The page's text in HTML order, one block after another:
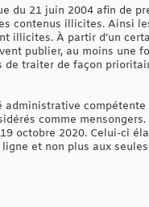
du 21 juin 2004 afin de
contenus illicites. Ainsi
illicites. À partir d’un
publier, au moins une
de traiter de façon
administrative
comme
octobre 2020. Celui-ci
et non plus aux